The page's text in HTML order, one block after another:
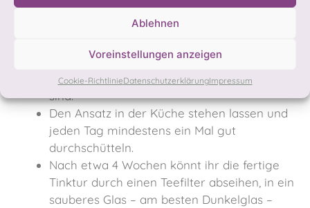
Ablehnen
Voreinstellungen anzeigen
Cookie-RichtlinieDatenschutzerklärungImpressum
darin verstecken flüchten können.
Die Rotkleeblüten in ein sauberes
Korn, Wodka o.ä.) übergießen, sodass die
Blüten mindestens mit Flüssigkeit bedeckt
sind.
Den Ansatz in der Küche stehen lassen und
jeden Tag mindestens ein Mal gut
durchschütteln.
Nach etwa 4 Wochen könnt ihr die fertige
Tinktur durch einen Teefilter abseihen, in ein
sauberes Glas – am besten Dunkelglas –